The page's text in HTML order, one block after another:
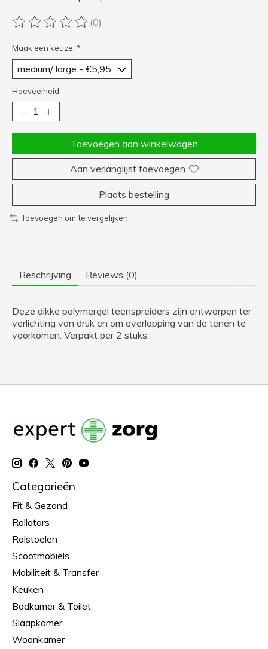
De beoordeling van dit product is
(0)
Maak een keuze: *
Hoeveelheid:
Toevoegen aan winkelwagen
Aan verlanglijst toevoegen
Plaats bestelling
Toevoegen om te vergelijken
Beschrijving Reviews (0)
Deze dikke polymergel teenspreiders zijn ontworpen ter
verlichting van druk en om overlapping van de tenen te
voorkomen. Verpakt per 2 stuks.
Categorieën
Fit & Gezond
Rollators
Rolstoelen
Scootmobiels
Mobiliteit & Transfer
Keuken
Badkamer & Toilet
Slaapkamer
Woonkamer